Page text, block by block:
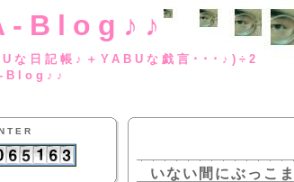
Blog♪♪
な日記帳♪＋
Blog♪♪
いない間にぶっこま